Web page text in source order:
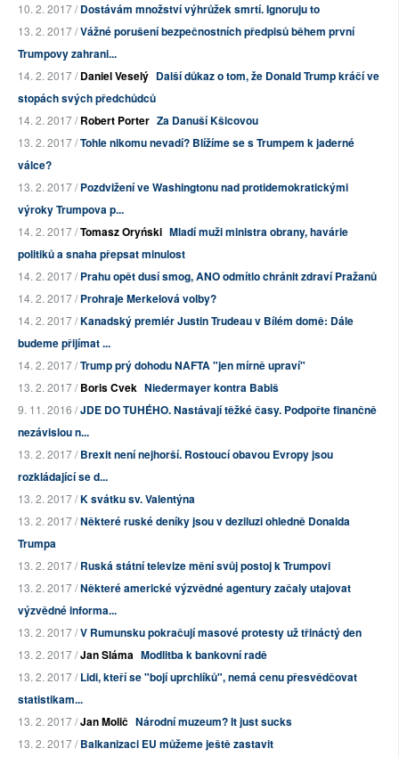
10. 2. 2017 /Dostávám množství výhrůžek smrtí. Ignoruju to
13. 2. 2017 /Vážné porušení bezpečnostních předpisů během první
Trumpovy zahrani...
14. 2. 2017 /Daniel Veselý Další důkaz o tom, že Donald Trump kráčí ve
stopách svých předchůdců
14. 2. 2017 /Robert Porter Za Danuší Kšicovou
13. 2. 2017 /Tohle nikomu nevadí? Blížíme se s Trumpem k jaderné
válce?
13. 2. 2017 /Pozdvižení ve Washingtonu nad protidemokratickými
výroky Trumpova p...
14. 2. 2017 /Tomasz Oryński Mladí muži ministra obrany, havárie
politiků a snaha přepsat minulost
14. 2. 2017 /Prahu opět dusí smog, ANO odmítlo chránit zdraví Pražanů
14. 2. 2017 /Prohraje Merkelová volby?
14. 2. 2017 /Kanadský premiér Justin Trudeau v Bílém domě: Dále
budeme přijímat ...
14. 2. 2017 /Trump prý dohodu NAFTA "jen mírně upraví"
13. 2. 2017 /Boris Cvek Niedermayer kontra Babiš
9. 11. 2016 /JDE DO TUHÉHO. Nastávají těžké časy. Podpořte finančně
nezávislou n...
13. 2. 2017 /Brexit není nejhorší. Rostoucí obavou Evropy jsou
rozkládající se d...
13. 2. 2017 /K svátku sv. Valentýna
13. 2. 2017 /Některé ruské deníky jsou v deziluzi ohledně Donalda
Trumpa
13. 2. 2017 /Ruská státní televize mění svůj postoj k Trumpovi
13. 2. 2017 /Některé americké výzvědné agentury začaly utajovat
výzvědné informa...
13. 2. 2017 /V Rumunsku pokračují masové protesty už třináctý den
13. 2. 2017 /Jan Sláma Modlitba k bankovní radě
13. 2. 2017 /Lidi, kteří se "bojí uprchlíků", nemá cenu přesvědčovat
statistikam...
13. 2. 2017 /Jan Molič Národní muzeum? It just sucks
13. 2. 2017 /Balkanizaci EU můžeme ještě zastavit